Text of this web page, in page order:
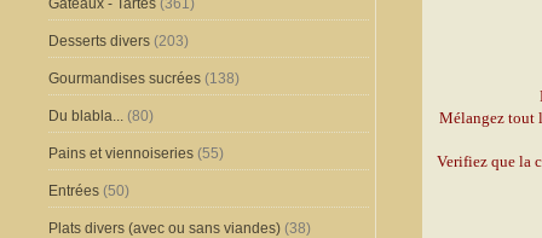
Gâteaux - Tartes (361)
Desserts divers (203)
Gourmandises sucrées (138)
Du blabla... (80)
Pains et viennoiseries (55)
Entrées (50)
Plats divers (avec ou sans viandes) (38)
Mélangez tout
Verifiez que la